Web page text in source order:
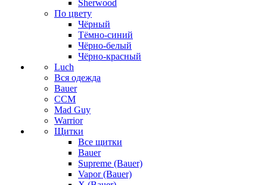
Sherwood
По цвету
Чёрный
Тёмно-синий
Чёрно-белый
Чёрно-красный
Luch
Вся одежда
Bauer
CCM
Mad Guy
Warrior
Щитки
Все щитки
Bauer
Supreme (Bauer)
Vapor (Bauer)